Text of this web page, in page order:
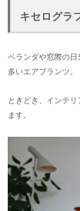
キセログラ
ベランダや窓際の
多いエアプランツ。
ときどき、インテ
ます。